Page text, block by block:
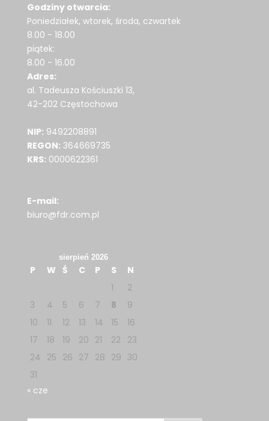
Godziny otwarcia:
Poniedziałek, wtorek, środa, czwartek
8.00 - 18.00
piątek:
8.00 - 16.00
Adres:
al. Tadeusza Kościuszki 13,
42-202 Częstochowa
NIP: 9492208891
REGON: 364669735
KRS: 0000622361
E-mail:
biuro@fdr.com.pl
sierpień 2026
P W Ś C P S
N
1
2
3
4 5 6 7 8
9
10
11 12 13 14 15
16
17
18 19 20 21 22
23
24 25 26 27 28 29 30
31
« cze